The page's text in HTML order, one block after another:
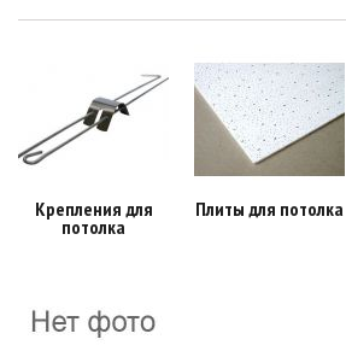
Крепления для
потолка
Плиты для потолка